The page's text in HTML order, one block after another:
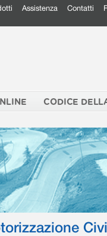
Assistenza Contatti
CODICE